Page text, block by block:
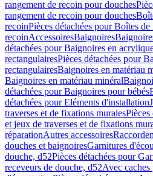
rangement de recoin pour douches
rangement de recoin pour douches
recoinPièces détachées pour Boîtes de
recoinAccessoiresBaignoires
détachées pour Baignoires en
rectangulairesPièces détachées pour
rectangulairesBaignoires en matériau
Baignoires en matériau minéral
détachées pour Baignoires pour bébés
détachées pour Eléments d'installation
traverses et de fixations muralesPièces
et jeux de traverses et de fixations
réparationAutres accessoires
douches et baignoiresGarnitures
douche, d52Pièces détachées pour
receveurs de douche, d52Avec